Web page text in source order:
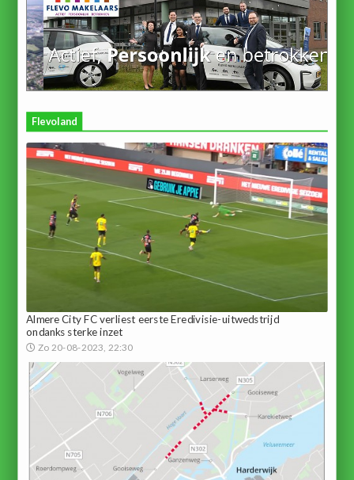
Flevoland
Almere City FC verliest eerste Eredivisie-uitwedstrijd
ondanks sterke inzet
Zo 20-08-2023, 22:30